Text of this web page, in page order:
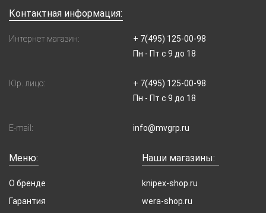
Контактная информация:
Интернет магазин:
+ 7(495) 125-00-98
Пн - Пт с 9 до 18
Юр. лицо:
+ 7(495) 125-00-98
Пн - Пт с 9 до 18
E-mail: info@mvgrp.ru
Меню:
О бренде
Гарантия
Наши магазины:
knipex-shop.ru
wera-shop.ru